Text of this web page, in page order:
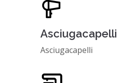
Asciugacapelli
Asciugacapelli